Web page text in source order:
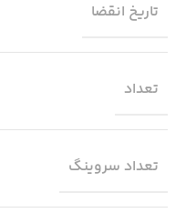
تاریخ انقضا
تعداد
تعداد سروینگ